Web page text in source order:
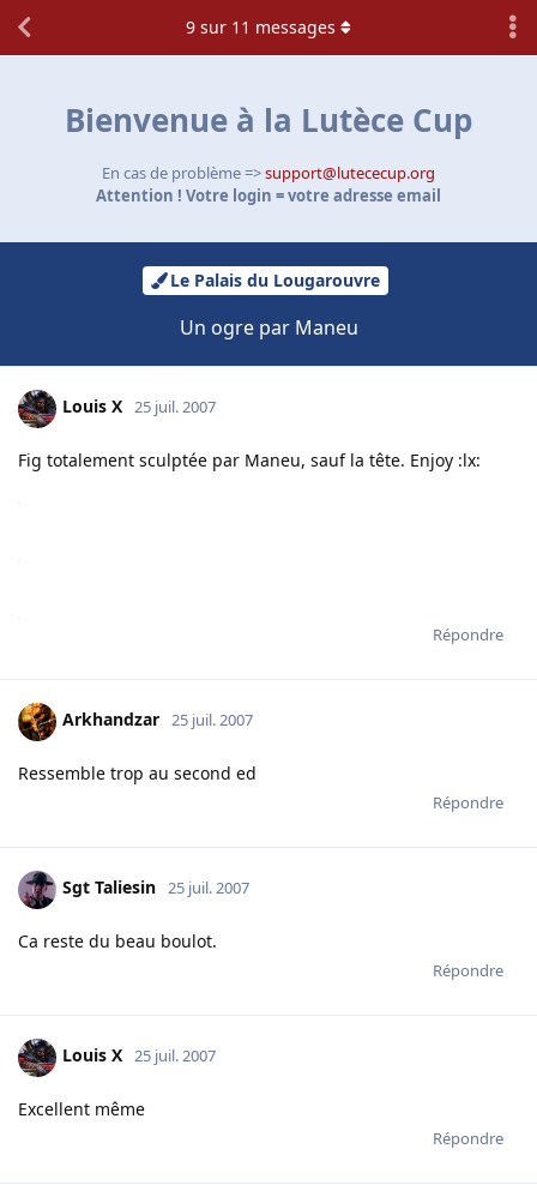
Bienvenue à la Lutèce Cup
En cas de problème =>support@lutececup.org
Attention ! Votre login = votre adresse email
Le Palais du Lougarouvre
Un ogre par Maneu
9 sur 11 messages
Louis X 25 juil. 2007
Fig totalement sculptée par Maneu, sauf la tête. Enjoy :lx:
Répondre
Arkhandzar 25 juil. 2007
Ressemble trop au second ed
Répondre
Sgt Taliesin 25 juil. 2007
Ca reste du beau boulot.
Répondre
Louis X 25 juil. 2007
Excellent même
Répondre